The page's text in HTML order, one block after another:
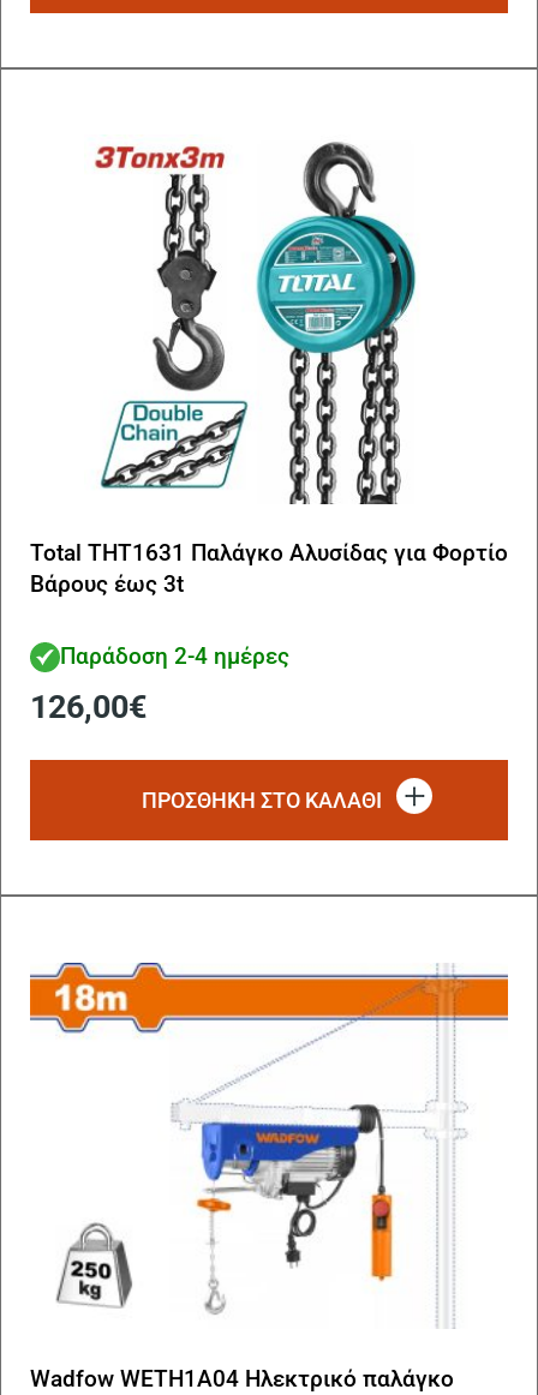
Total THT1631 Παλάγκο Αλυσίδας για Φορτίο
Βάρους έως 3t
Παράδοση 2-4 ημέρες
126,00€
ΠΡΟΣΘΗΚΗ ΣΤΟ ΚΑΛΑΘΙ
Wadfow WETH1A04 Ηλεκτρικό παλάγκο